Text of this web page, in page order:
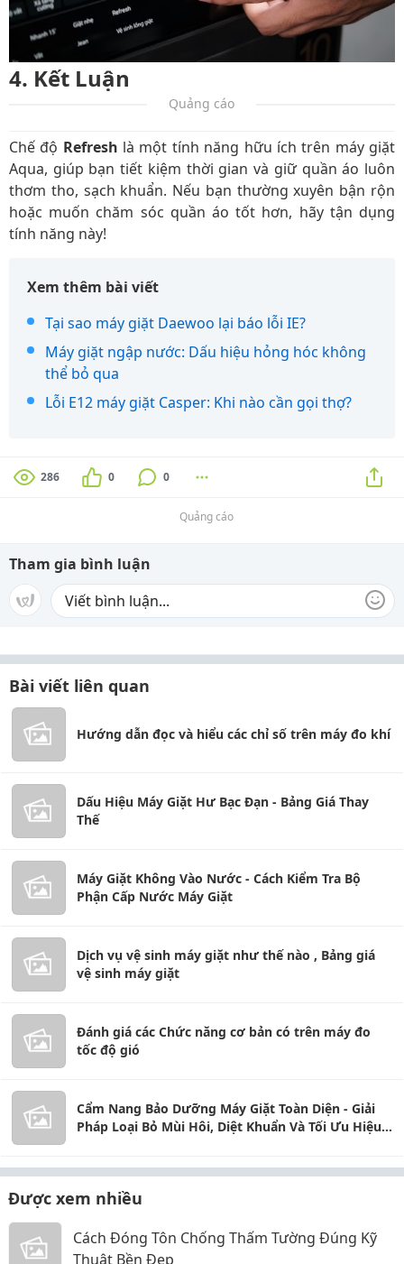
4. Kết Luận
Quảng cáo
Chế độ Refresh là một tính năng hữu ích trên máy giặt
Aqua, giúp bạn tiết kiệm thời gian và giữ quần áo luôn
thơm tho, sạch khuẩn. Nếu bạn thường xuyên bận rộn
hoặc muốn chăm sóc quần áo tốt hơn, hãy tận dụng
tính năng này!
Xem thêm bài viết
Tại sao máy giặt Daewoo lại báo lỗi IE?
Máy giặt ngập nước: Dấu hiệu hỏng hóc không
thể bỏ qua
Lỗi E12 máy giặt Casper: Khi nào cần gọi thợ?
286 0 0
Quảng cáo
Tham gia bình luận
Bài viết liên quan
Hướng dẫn đọc và hiểu các chỉ số trên máy đo khí
Dấu Hiệu Máy Giặt Hư Bạc Đạn - Bảng Giá Thay
Thế
Máy Giặt Không Vào Nước - Cách Kiểm Tra Bộ
Phận Cấp Nước Máy Giặt
Dịch vụ vệ sinh máy giặt như thế nào , Bảng giá
vệ sinh máy giặt
Đánh giá các Chức năng cơ bản có trên máy đo
tốc độ gió
Cẩm Nang Bảo Dưỡng Máy Giặt Toàn Diện - Giải
Pháp Loại Bỏ Mùi Hôi, Diệt Khuẩn Và Tối Ưu Hiệu
Được xem nhiều
Cách Đóng Tôn Chống Thấm Tường Đúng Kỹ
Thuật Bền Đẹp